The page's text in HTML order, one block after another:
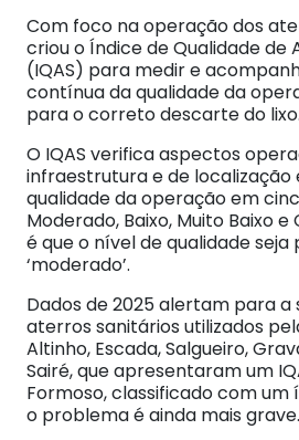
Com foco na operação dos
criou o Índice de Qualidade de
(IQAS) para medir e
contínua da qualidade da
para o correto descarte do lixo.
O IQAS verifica aspectos
infraestrutura e de localização
qualidade da operação em
Moderado, Baixo, Muito Baixo
é que o nível de qualidade seja
‘moderado’.
Dados de 2025 alertam para a
aterros sanitários utilizados
Altinho, Escada, Salgueiro,
Sairé, que apresentaram um
Formoso, classificado com um
o problema é ainda mais grave.